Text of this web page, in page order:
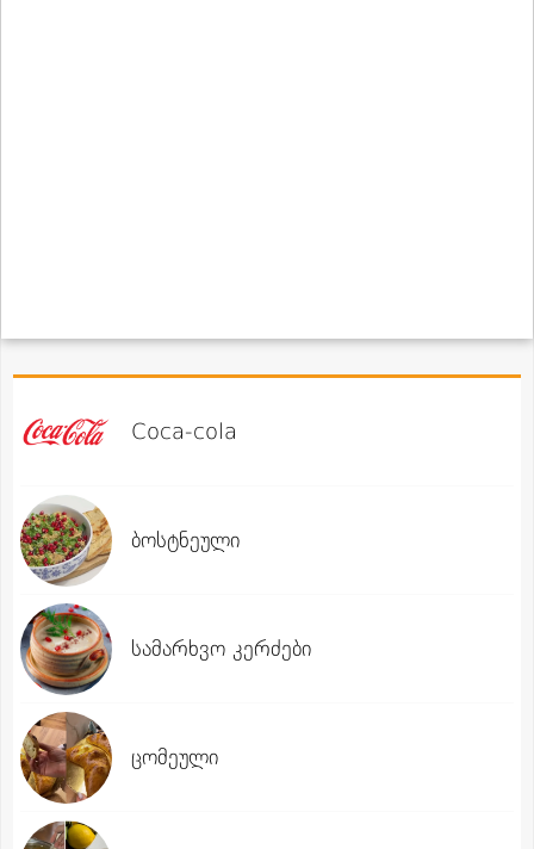
Coca-cola
ბოსტნეული
სამარხვო კერძები
ცომეული